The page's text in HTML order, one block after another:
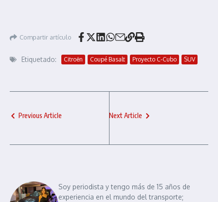
Compartir artículo
Etiquetado: Citroën Coupé Basalt Proyecto C-Cubo SUV
Previous Article Next Article
Soy periodista y tengo más de 15 años de
experiencia en el mundo del transporte;